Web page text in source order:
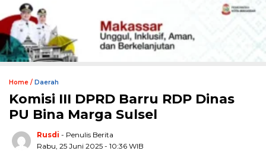
Home / Daerah
Komisi III DPRD Barru RDP Dinas
PU Bina Marga Sulsel
Rusdi - Penulis Berita
Rabu, 25 Juni 2025 - 10:36 WIB